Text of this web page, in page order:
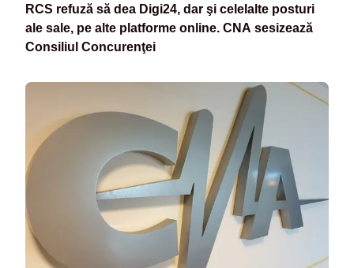
RCS refuză să dea Digi24, dar şi celelalte posturi
ale sale, pe alte platforme online. CNA sesizează
Consiliul Concurenţei